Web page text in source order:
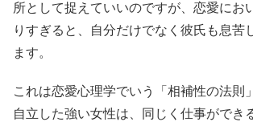
所として捉えていいのですが、恋愛にお
りすぎると、自分だけでなく彼氏も息苦
ます。
これは恋愛心理学でいう「相補性の法則
自立した強い女性は、同じく仕事ができ